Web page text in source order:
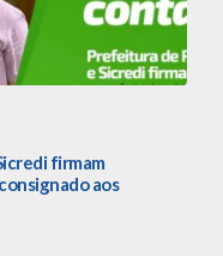
firmam
aos